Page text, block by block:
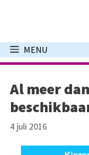
inhoud
MENU
Al meer
4 juli 2016